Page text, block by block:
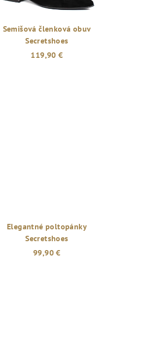
Semišová členková obuv
Secretshoes
119,90 €
Elegantné poltopánky
Secretshoes
99,90 €